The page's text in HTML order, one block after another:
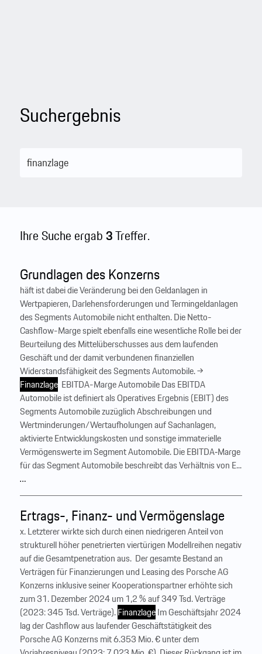
Suchergebnis
Ihre Suche ergab3Treffer.
Grundlagen des Konzerns
häft ist dabei die Veränderung bei den Geldanlagen in
Wertpapieren, Darlehensforderungen und Termingeldanlagen
des Segments Automobile nicht enthalten. Die Netto-
Cashflow-Marge spielt ebenfalls eine wesentliche Rolle bei der
Beurteilung des Mittelüberschusses aus dem laufenden
Geschäft und der damit verbundenen finanziellen
Widerstandsfähigkeit des Segments Automobile. →
Finanzlage ‍ EBITDA-Marge Automobile Das EBITDA
Automobile ist definiert als Operatives Ergebnis (EBIT) des
Segments Automobile zuzüglich Abschreibungen und
Wertminderungen/Wertaufholungen auf Sachanlagen,
aktivierte Entwicklungskosten und sonstige immaterielle
Vermögenswerte im Segment Automobile. Die EBITDA‑Marge
für das Segment Automobile beschreibt das Verhältnis von E...
…
Ertrags-, Finanz- und Vermögenslage
x. Letzterer wirkte sich durch einen niedrigeren Anteil von
strukturell höher penetrierten viertürigen Modellreihen negativ
auf die Gesamtpenetration aus. ‍ Der gesamte Bestand an
Verträgen für Finanzierungen und Leasing des Porsche AG
Konzerns inklusive seiner Kooperationspartner erhöhte sich
zum 31. Dezember 2024 um 1,2 % auf 349 Tsd. Verträge
(2023: 345 Tsd. Verträge).FinanzlageIm Geschäftsjahr 2024
lag der Cashflow aus laufender Geschäftstätigkeit des
Porsche AG Konzerns mit 6.353 Mio. € unter dem